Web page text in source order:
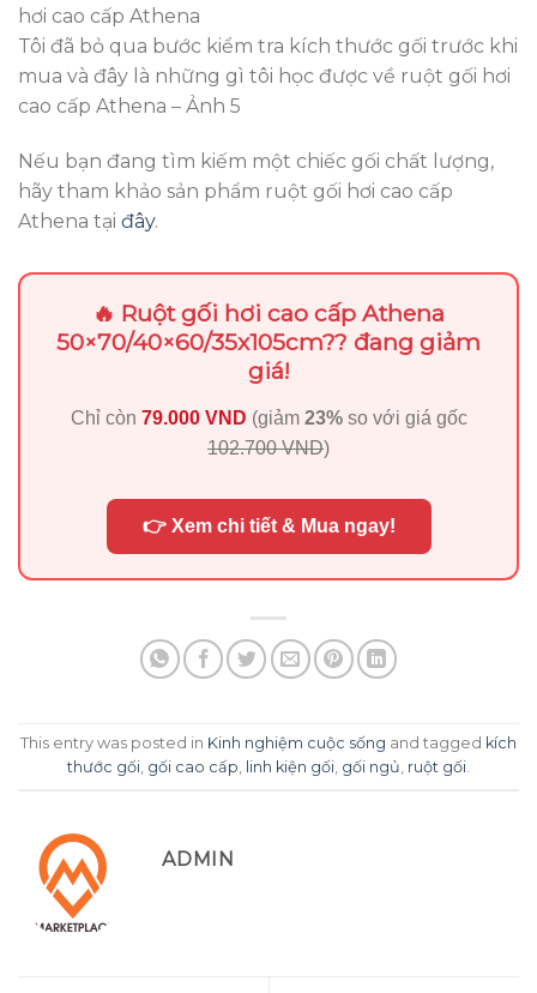
Tôi đã bỏ qua bước kiểm tra kích thước gối trước khi
mua và đây là những gì tôi học được về ruột gối hơi
cao cấp Athena – Ảnh 5
Nếu bạn đang tìm kiếm một chiếc gối chất lượng,
hãy tham khảo sản phẩm ruột gối hơi cao cấp
Athena tại đây.
🔥 Ruột gối hơi cao cấp Athena
50×70/40×60/35x105cm?? đang giảm
giá!
Chỉ còn 79.000 VND (giảm 23%so với giá gốc
102.700 VND)
👉 Xem chi tiết & Mua ngay!
This entry was posted in Kinh nghiệm cuộc sống and tagged kích
thước gối, gối cao cấp, linh kiện gối, gối ngủ, ruột gối.
ADMIN